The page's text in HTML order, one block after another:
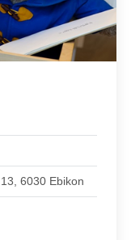
6030 Ebikon